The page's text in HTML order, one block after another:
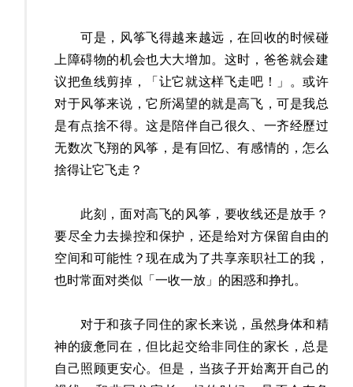
可是，风筝飞得越来越远，在回收的时候碰
上障碍物的机会也大大增加。这时，爸爸就会建
议把鱼线剪掉，「让它就这样飞走吧！」。或许
对于风筝来说，它所渴望的就是高飞，可是我总
是有点捨不得。这是陪伴自己很久、一齐经歷过
无数次飞翔的风筝，是有回忆、有感情的，怎么
捨得让它飞走？
此刻，面对高飞的风筝，要收线还是放手？
要尽全力去操控和保护，还是给对方保留自由的
空间和可能性？现在成为了共享亲职社工的我，
也时常面对类似「一收一放」的困惑和挣扎。
对于和孩子同住的家长来说，虽然身体和精
神的疲惫同在，但比起交给非同住的家长，总是
自己照顾更安心。但是，当孩子开始离开自己的